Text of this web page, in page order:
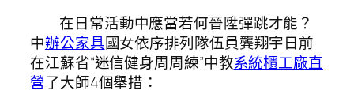
在日常活動中應當若何晉陞彈跳才能？
中辦公家具國女依序排列隊伍員龔翔宇日前
在江蘇省“迷信健身周周練”中教系統櫃工廠直
營了大師4個舉措：